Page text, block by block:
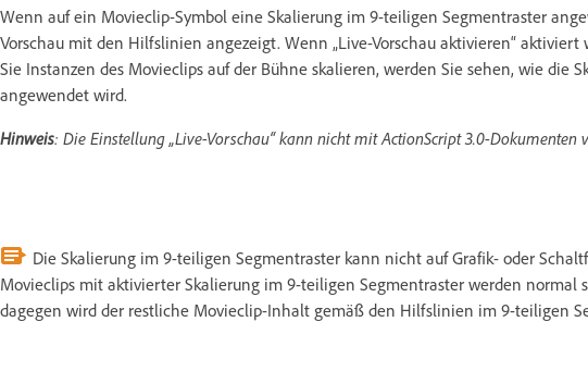
Wenn auf ein Movieclip-Symbol eine Skalierung im 9-teiligen Segmentraster
Vorschau mit den Hilfslinien angezeigt. Wenn „Live-Vorschau aktivieren“ aktiviert
Sie Instanzen des Movieclips auf der Bühne skalieren, werden Sie sehen, wie die
angewendet wird.
Hinweis: Die Einstellung „Live-Vorschau“ kann nicht mit ActionScript 3.0-Dokumenten
Die Skalierung im 9-teiligen Segmentraster kann nicht auf Grafik- oder
Movieclips mit aktivierter Skalierung im 9-teiligen Segmentraster werden normal
dagegen wird der restliche Movieclip-Inhalt gemäß den Hilfslinien im 9-teiligen